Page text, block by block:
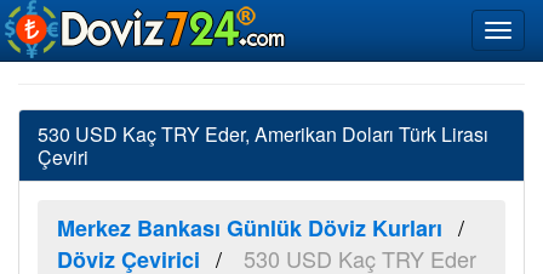
530 USD Kaç TRY Eder, Amerikan Doları Türk Lirası
Çeviri
Merkez Bankası Günlük Döviz Kurları
Döviz Çevirici
530 USD Kaç TRY Eder